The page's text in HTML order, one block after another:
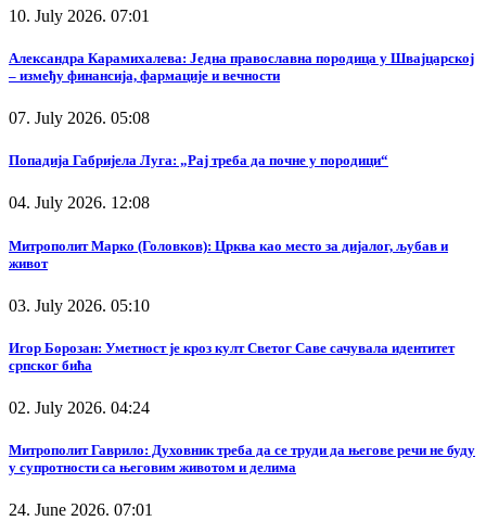
10. July 2026. 07:01
Александра Карамихалева: Једна православна породица у Швајцарској
– између финансија, фармације и вечности
07. July 2026. 05:08
Попадија Габријела Луга: „Рај треба да почне у породици“
04. July 2026. 12:08
Митрополит Марко (Головков): Црква као место за дијалог, љубав и
живот
03. July 2026. 05:10
Игор Борозан: Уметност је кроз култ Светог Саве сачувала идентитет
српског бића
02. July 2026. 04:24
Митрополит Гаврило: Духовник треба да се труди да његове речи не буду
у супротности са његовим животом и делима
24. June 2026. 07:01